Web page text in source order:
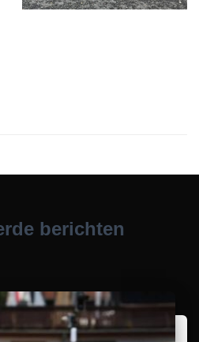
berichten